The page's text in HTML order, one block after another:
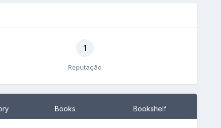
1
Reputação
Books Bookshelf